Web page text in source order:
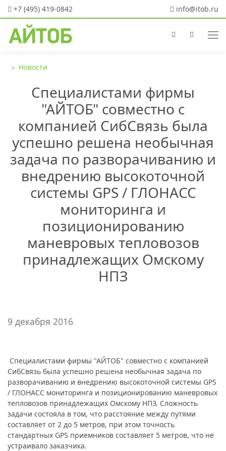
+7 (495) 419-0842 info@itob.ru
Новости
Специалистами фирмы
"АЙТОБ" совместно с
компанией СибСвязь была
успешно решена необычная
задача по разворачиванию и
внедрению высокоточной
системы GPS / ГЛОНАСС
мониторинга и
позиционированию
маневровых тепловозов
принадлежащих Омскому
НПЗ
9 декабря 2016
Специалистами фирмы "АЙТОБ" совместно с компанией
СибСвязь была успешно решена необычная задача по
разворачиванию и внедрению высокоточной системы GPS
/ ГЛОНАСС мониторинга и позиционированию маневровых
тепловозов принадлежащих Омскому НПЗ. Сложность
задачи состояла в том, что расстояние между путями
составляет от 2 до 5 метров, при этом точность
стандартных GPS приемников составляет 5 метров, что не
устраивало заказчика.